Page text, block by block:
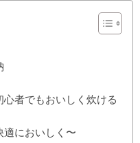
者でもおいしく炊ける
適においしく〜